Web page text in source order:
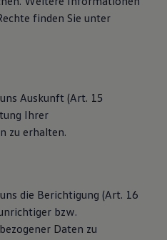
finden Sie unter
Auskunft (Art. 15
Ihrer
zu erhalten.
die Berichtigung (Art. 16
bzw.
Daten zu